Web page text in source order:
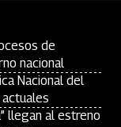
de
nacional
Nacional del
llegan al estreno